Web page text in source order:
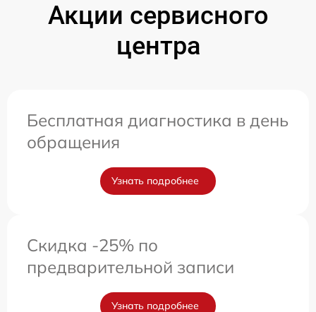
Акции сервисного
центра
Бесплатная диагностика в день
обращения
Узнать подробнее
Скидка -25% по
предварительной записи
Узнать подробнее